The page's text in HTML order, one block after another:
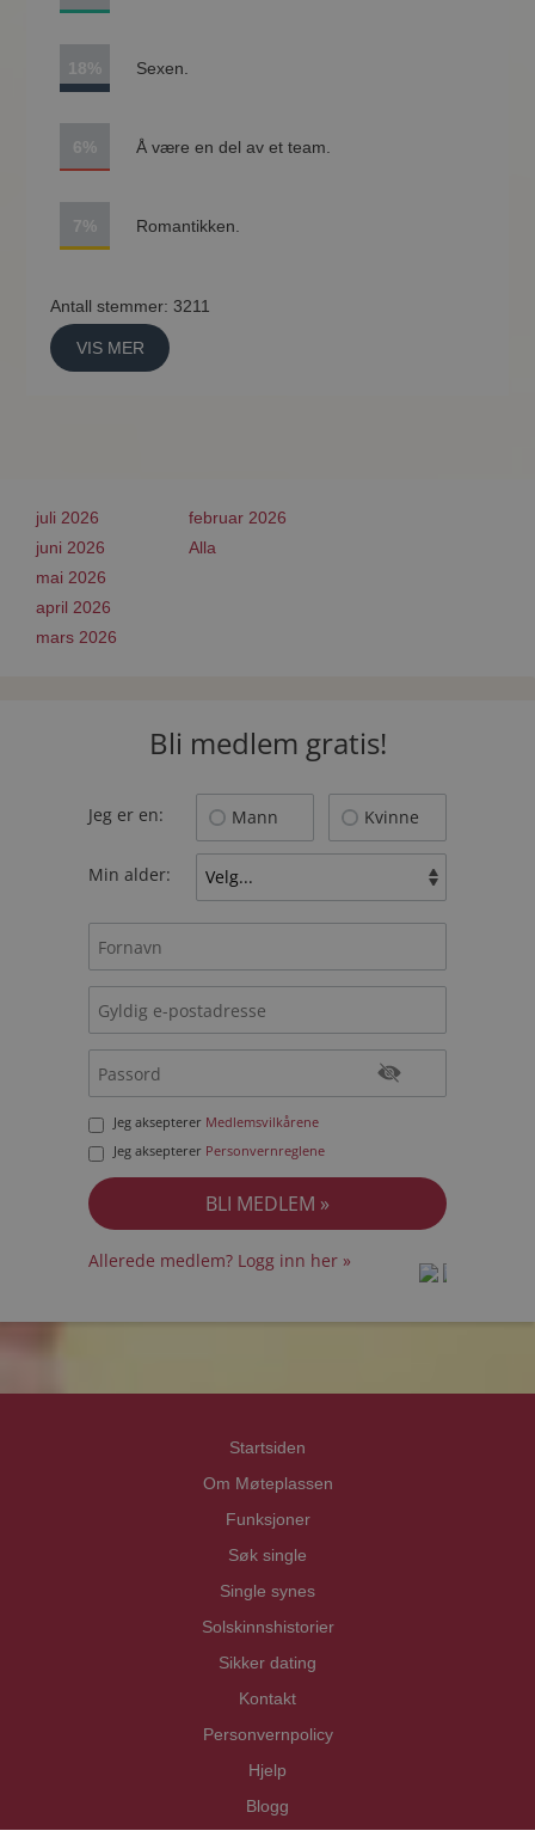
18% Sexen.
6% Å være en del av et team.
7% Romantikken.
Antall stemmer: 3211
VIS MER
juli 2026
juni 2026
mai 2026
april 2026
mars 2026
februar 2026
Alla
Bli medlem gratis!
Jeg er en: Mann Kvinne
Min alder:
Jeg aksepterer Medlemsvilkårene
Jeg aksepterer Personvernreglene
Allerede medlem? Logg inn her »
Startsiden
Om Møteplassen
Funksjoner
Søk single
Single synes
Solskinnshistorier
Sikker dating
Kontakt
Personvernpolicy
Hjelp
Blogg